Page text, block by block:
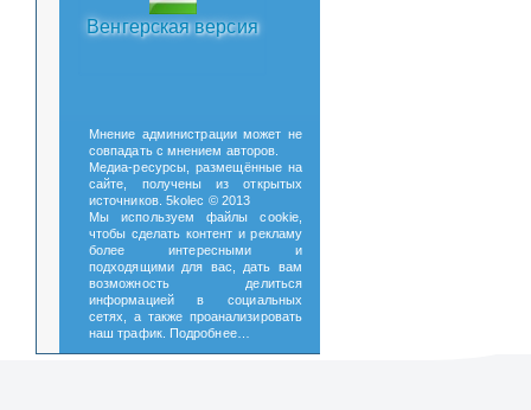
Венгерская версия
Мнение администрации может не
совпадать с мнением авторов.
Медиа-ресурсы, размещённые на
сайте, получены из открытых
источников. 5kolec © 2013
Мы используем файлы cookie,
чтобы сделать контент и рекламу
более интересными и
подходящими для вас, дать вам
возможность делиться
информацией в социальных
сетях, а также проанализировать
наш трафик. Подробнее…